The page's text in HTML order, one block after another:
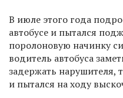
В июле этого года
автобусе и пытался
поролоновую начинку
водитель автобуса
задержать нарушителя,
и пытался на ходу